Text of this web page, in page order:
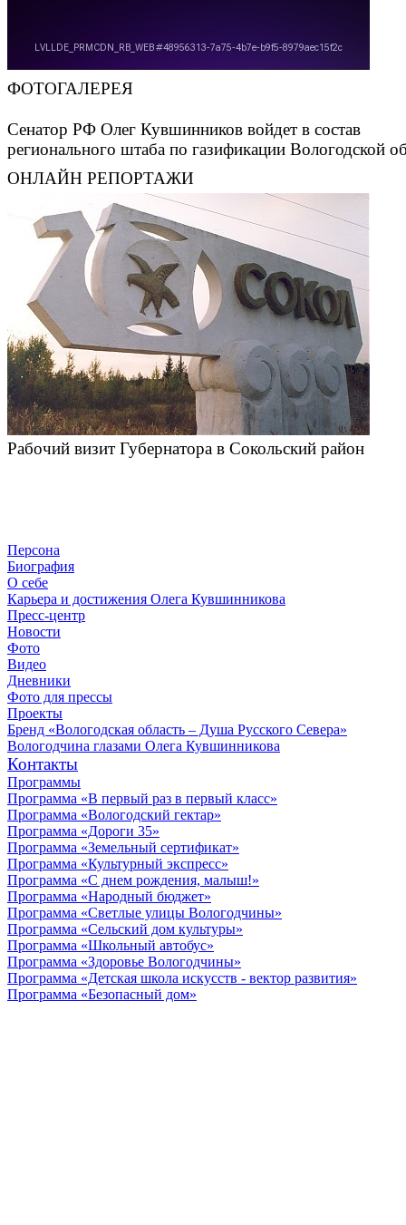
ФОТОГАЛЕРЕЯ
Сенатор РФ Олег Кувшинников войдет в состав
регионального штаба по газификации Вологодской
ОНЛАЙН РЕПОРТАЖИ
Рабочий визит Губернатора в Сокольский район
Персона
Биография
О себе
Карьера и достижения Олега Кувшинникова
Пресс-центр
Новости
Фото
Видео
Дневники
Фото для прессы
Проекты
Бренд «Вологодская область – Душа Русского Севера»
Вологодчина глазами Олега Кувшинникова
Контакты
Программы
Программа «В первый раз в первый класс»
Программа «Вологодский гектар»
Программа «Дороги 35»
Программа «Земельный сертификат»
Программа «Культурный экспресс»
Программа «С днем рождения, малыш!»
Программа «Народный бюджет»
Программа «Светлые улицы Вологодчины»
Программа «Сельский дом культуры»
Программа «Школьный автобус»
Программа «Здоровье Вологодчины»
Программа «Детская школа искусств - вектор развития»
Программа «Безопасный дом»